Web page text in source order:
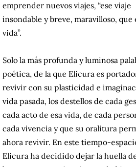
emprender nuevos viajes, “ese viaje
insondable y breve, maravilloso, que
vida”.
Solo la más profunda y luminosa
poética, de la que Elicura es
revivir con su plasticidad e
vida pasada, los destellos de cada
cada acto de esa vida, de cada
cada vivencia y que su oralitura
ahora revivir. En este tiempo-
Elicura ha decidido dejar la huella